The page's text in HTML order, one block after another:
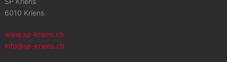
6010 Kriens
www.sp-kriens.ch
info@sp-kriens.ch